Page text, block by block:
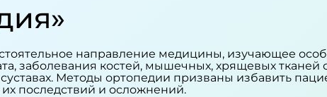
направление медицины, изучающее
заболевания костей, мышечных, хрящевых
Методы ортопедии призваны избавить
последствий и осложнений.